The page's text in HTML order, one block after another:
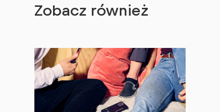
Zobacz również